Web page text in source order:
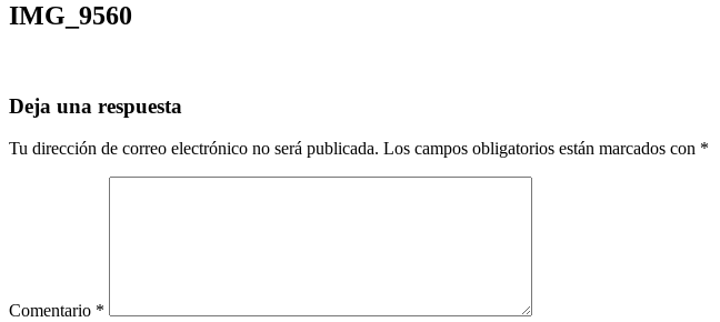
IMG_9560
Deja una respuesta
Tu dirección de correo electrónico no será publicada. Los campos obligatorios están marcados con *
Comentario *